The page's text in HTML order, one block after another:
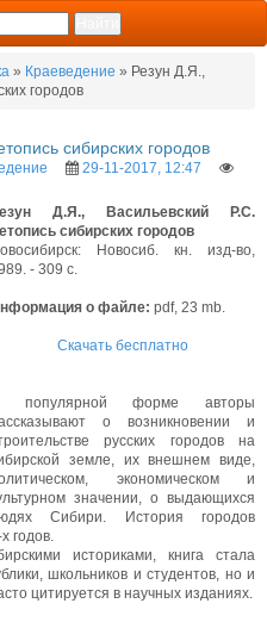
» Краеведение » Резун Д.Я.,
городов
сибирских городов
29-11-2017, 12:47
Д.Я., Васильевский Р.С.
сибирских городов
Новосиб. кн. изд-во,
- 309 с.
о файле: pdf, 23 mb.
Скачать бесплатно
популярной форме авторы
о возникновении и
русских городов на
земле, их внешнем виде,
экономическом и
значении, о выдающихся
Сибири. История городов
годов.
историками, книга стала
школьников и студентов, но и
цитируется в научных изданиях.